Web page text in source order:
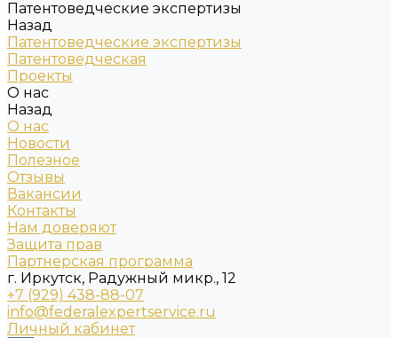
Патентоведческие экспертизы
Назад
Патентоведческие экспертизы
Патентоведческая
Проекты
О нас
Назад
О нас
Новости
Полезное
Отзывы
Вакансии
Контакты
Нам доверяют
Защита прав
Партнерская программа
г. Иркутск, Радужный микр., 12
+7 (929) 438-88-07
info@federalexpertservice.ru
Личный кабинет